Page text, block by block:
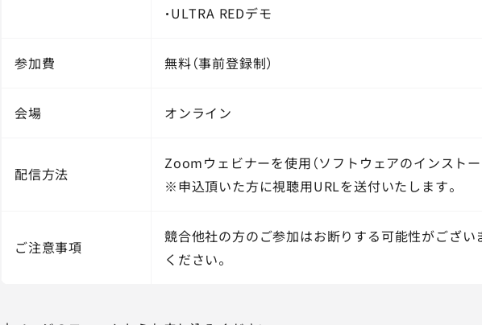
・ULTRA REDデモ
参加費 無料（事前登録制）
会場 オンライン
配信方法
Zoomウェビナーを使用（ソフトウェアのインストー
※申込頂いた方に視聴用URLを送付いたします。
ご注意事項
競合他社の方のご参加はお断りする可能性がござい
ください。